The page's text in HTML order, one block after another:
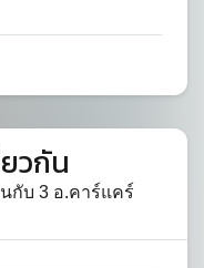
วกัน
กับ 3 อ.คาร์แคร์